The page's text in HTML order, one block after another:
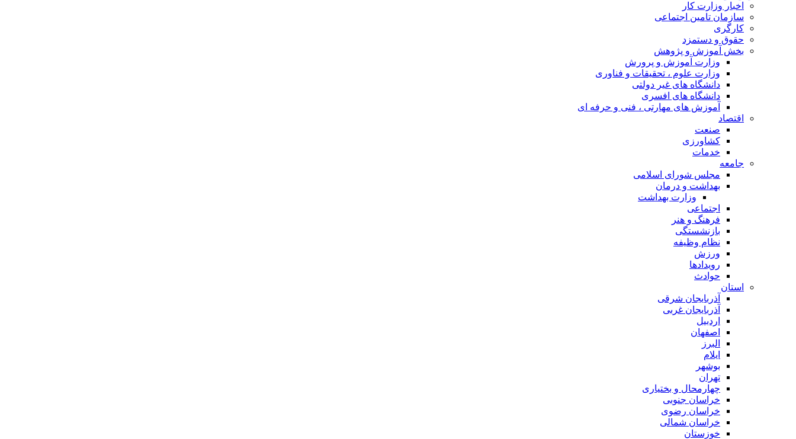
اخبار وزارت کار
سازمان تامین اجتماعی
کارگری
حقوق و دستمزد
بخش آموزش و پژوهش
وزارت آموزش و پرورش
وزارت علوم ، تحقیقات و فناوری
دانشگاه های غیر دولتی
دانشگاه های افسری
آموزش های مهارتی ، فنی و حرفه ای
اقتصاد
صنعت
کشاورزی
خدمات
جامعه
مجلس شورای اسلامی
بهداشت و درمان
وزارت بهداشت
اجتماعی
فرهنگ و هنر
بازنشستگی
نظام وظیفه
ورزش
رویدادها
حوادث
استان
آذربایجان شرقی
آذربایجان غربی
اردبیل
اصفهان
البرز
ایلام
بوشهر
تهران
چهارمحال و بختیاری
خراسان جنوبی
خراسان رضوی
خراسان شمالی
خوزستان